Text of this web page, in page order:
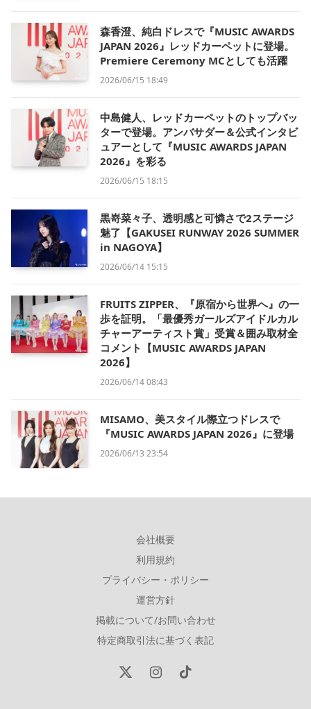
森香澄、純白ドレスで『MUSIC AWARDS
JAPAN 2026』レッドカーペットに登場。
Premiere Ceremony MCとしても活躍
2026/06/15 18:49
中島健人、レッドカーペットのトップバッ
ターで登場。アンバサダー＆公式インタビ
ュアーとして『MUSIC AWARDS JAPAN
2026』を彩る
2026/06/15 18:15
黒嵜菜々子、透明感と可憐さで2ステージ
魅了【GAKUSEI RUNWAY 2026 SUMMER
in NAGOYA】
2026/06/14 15:15
FRUITS ZIPPER、『原宿から世界へ』の一
歩を証明。「最優秀ガールズアイドルカル
チャーアーティスト賞」受賞＆囲み取材全
コメント【MUSIC AWARDS JAPAN
2026】
2026/06/14 08:43
MISAMO、美スタイル際立つドレスで
『MUSIC AWARDS JAPAN 2026』に登場
2026/06/13 23:54
会社概要
利用規約
プライバシー・ポリシー
運営方針
掲載について/お問い合わせ
特定商取引法に基づく表記
X
InstagramTikTok